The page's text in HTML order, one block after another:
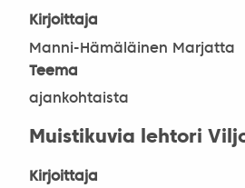
Kirjoittaja
Manni-Hämäläinen Marjatta
Teema
ajankohtaista
Muistikuvia lehtori
Kirjoittaja